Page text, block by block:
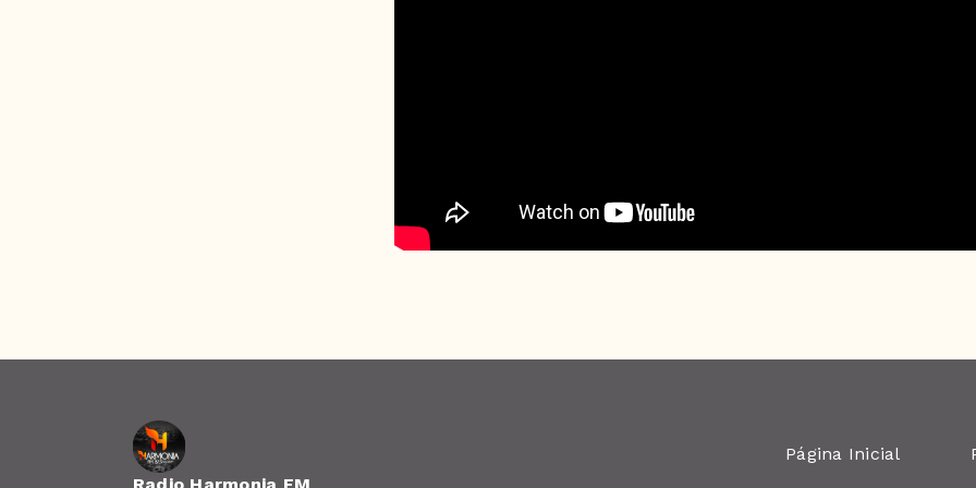
Página Inicial